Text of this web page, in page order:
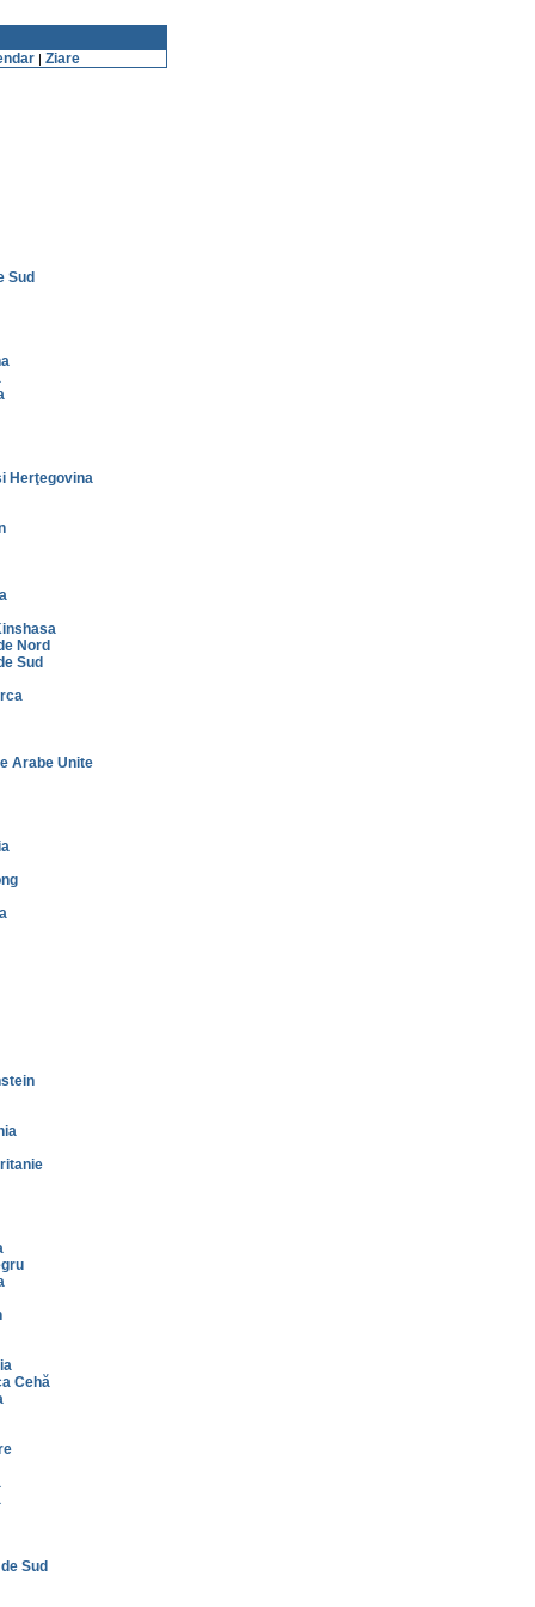
| Ziare
Sud
Herţegovina
Nord
Sud
Arabe Unite
Cehă
Sud